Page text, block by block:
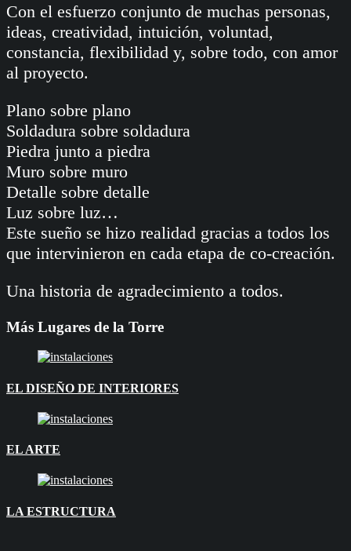
Con el esfuerzo conjunto de muchas personas,
ideas, creatividad, intuición, voluntad,
constancia, flexibilidad y, sobre todo, con amor
al proyecto.
Plano sobre plano
Soldadura sobre soldadura
Piedra junto a piedra
Muro sobre muro
Detalle sobre detalle
Luz sobre luz…
Este sueño se hizo realidad gracias a todos los
que intervinieron en cada etapa de co-creación.
Una historia de agradecimiento a todos.
Más Lugares de la Torre
EL DISEÑO DE INTERIORES
EL ARTE
LA ESTRUCTURA